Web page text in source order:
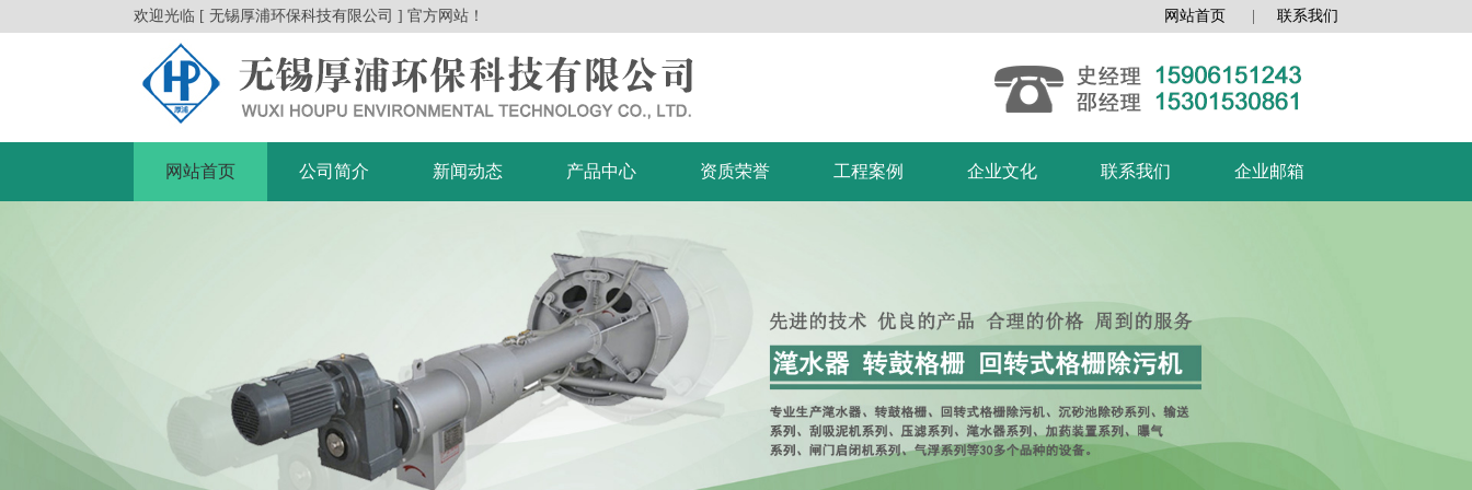
欢迎光临 [ 无锡厚浦环保科技有限公司 ] 官方网站！ 网站首页 联系我们
网站首页 公司简介 新闻动态 产品中心 资质荣誉 工程案例 企业文化 联系我们 企业邮箱